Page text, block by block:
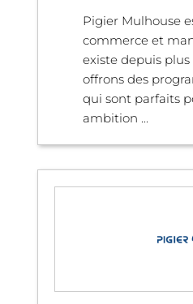
Pigier Mulhouse
commerce et
existe depuis plus
offrons des
qui sont parfaits
ambition ...